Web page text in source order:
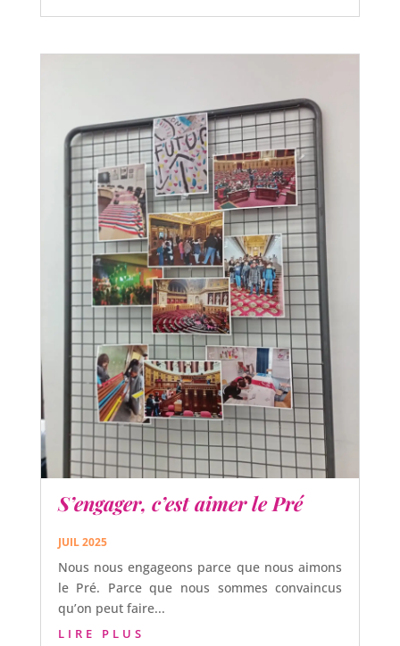
S’engager, c’est aimer le Pré
JUIL 2025
Nous nous engageons parce que nous aimons
le Pré. Parce que nous sommes convaincus
qu’on peut faire...
LIRE PLUS